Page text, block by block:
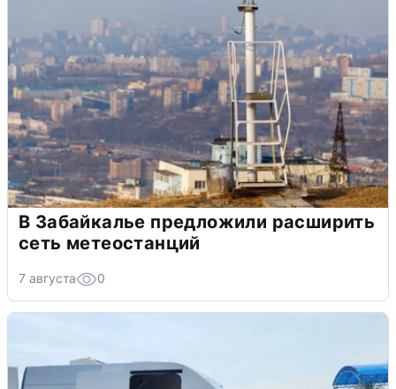
В Забайкалье предложили расширить
сеть метеостанций
7 августа 0